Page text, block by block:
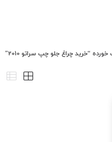
“خرید چراغ جلو چپ سراتو 2010”